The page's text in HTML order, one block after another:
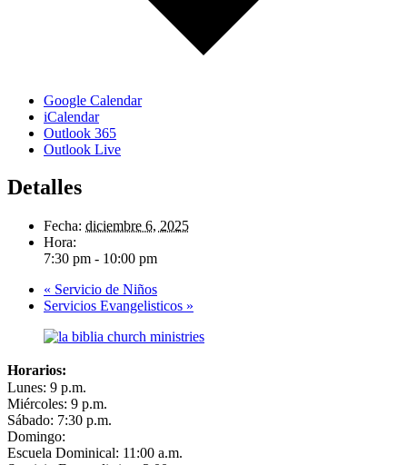
Google Calendar
iCalendar
Outlook 365
Outlook Live
Detalles
Fecha: diciembre 6, 2025
Hora:
7:30 pm - 10:00 pm
« Servicio de Niños
Servicios Evangelisticos »
Horarios:
Lunes: 9 p.m.
Miércoles: 9 p.m.
Sábado: 7:30 p.m.
Domingo:
Escuela Dominical: 11:00 a.m.